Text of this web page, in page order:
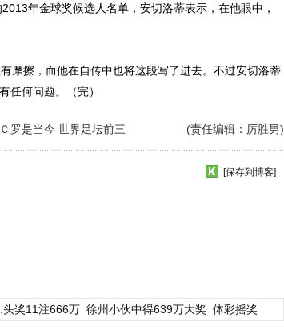
年金球奖候选人名单，安切洛蒂表示，在他眼中，
摩擦，而他在自传中也将这段写了进去。不过安切洛蒂
任何问题。（完）
(责任编辑：厉胜男)
罗是当今 世界足坛前三
[保存到博客]
奖11注666万 徐州小伙中得639万大奖 体彩摇奖